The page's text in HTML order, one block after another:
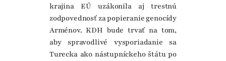
krajina EÚ uzákonila aj trestnú
zodpovednosť za popieranie genocídy
Arménov. KDH bude trvať na tom,
aby spravodlivé vysporiadanie sa
Turecka ako nástupníckeho štátu po